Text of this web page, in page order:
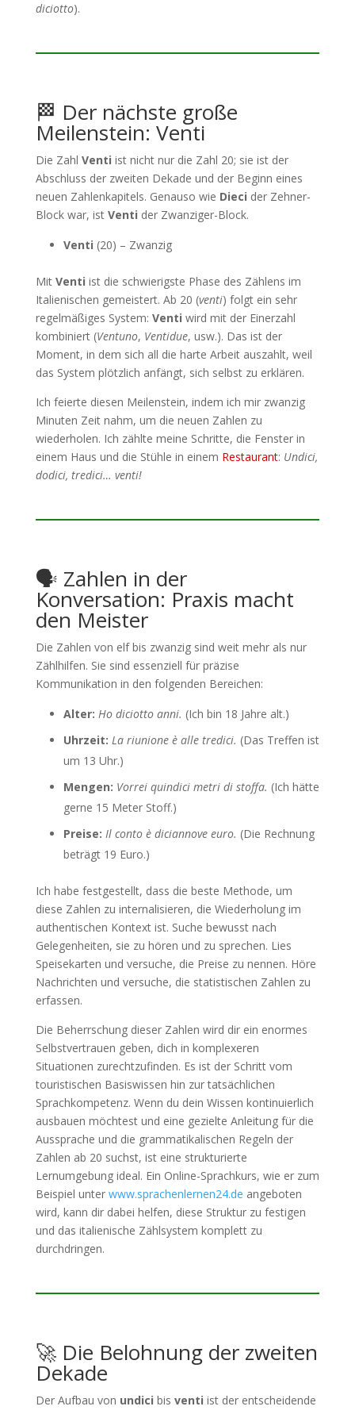
diciotto).
🏁 Der nächste große
Meilenstein: Venti
Die Zahl Venti ist nicht nur die Zahl 20; sie ist der
Abschluss der zweiten Dekade und der Beginn eines
neuen Zahlenkapitels. Genauso wie Dieci der Zehner-
Block war, ist Venti der Zwanziger-Block.
Venti (20) – Zwanzig
Mit Venti ist die schwierigste Phase des Zählens im
Italienischen gemeistert. Ab 20 (venti) folgt ein sehr
regelmäßiges System: Venti wird mit der Einerzahl
kombiniert (Ventuno, Ventidue, usw.). Das ist der
Moment, in dem sich all die harte Arbeit auszahlt, weil
das System plötzlich anfängt, sich selbst zu erklären.
Ich feierte diesen Meilenstein, indem ich mir zwanzig
Minuten Zeit nahm, um die neuen Zahlen zu
wiederholen. Ich zählte meine Schritte, die Fenster in
einem Haus und die Stühle in einem Restaurant: Undici,
dodici, tredici… venti!
🗣️ Zahlen in der
Konversation: Praxis macht
den Meister
Die Zahlen von elf bis zwanzig sind weit mehr als nur
Zählhilfen. Sie sind essenziell für präzise
Kommunikation in den folgenden Bereichen:
Alter: Ho diciotto anni. (Ich bin 18 Jahre alt.)
Uhrzeit: La riunione è alle tredici. (Das Treffen ist
um 13 Uhr.)
Mengen: Vorrei quindici metri di stoffa. (Ich hätte
gerne 15 Meter Stoff.)
Preise: Il conto è diciannove euro. (Die Rechnung
beträgt 19 Euro.)
Ich habe festgestellt, dass die beste Methode, um
diese Zahlen zu internalisieren, die Wiederholung im
authentischen Kontext ist. Suche bewusst nach
Gelegenheiten, sie zu hören und zu sprechen. Lies
Speisekarten und versuche, die Preise zu nennen. Höre
Nachrichten und versuche, die statistischen Zahlen zu
erfassen.
Die Beherrschung dieser Zahlen wird dir ein enormes
Selbstvertrauen geben, dich in komplexeren
Situationen zurechtzufinden. Es ist der Schritt vom
touristischen Basiswissen hin zur tatsächlichen
Sprachkompetenz. Wenn du dein Wissen kontinuierlich
ausbauen möchtest und eine gezielte Anleitung für die
Aussprache und die grammatikalischen Regeln der
Zahlen ab 20 suchst, ist eine strukturierte
Lernumgebung ideal. Ein Online-Sprachkurs, wie er zum
Beispiel unter www.sprachenlernen24.de angeboten
wird, kann dir dabei helfen, diese Struktur zu festigen
und das italienische Zählsystem komplett zu
durchdringen.
🚀 Die Belohnung der zweiten
Dekade
Der Aufbau von undici bis venti ist der entscheidende